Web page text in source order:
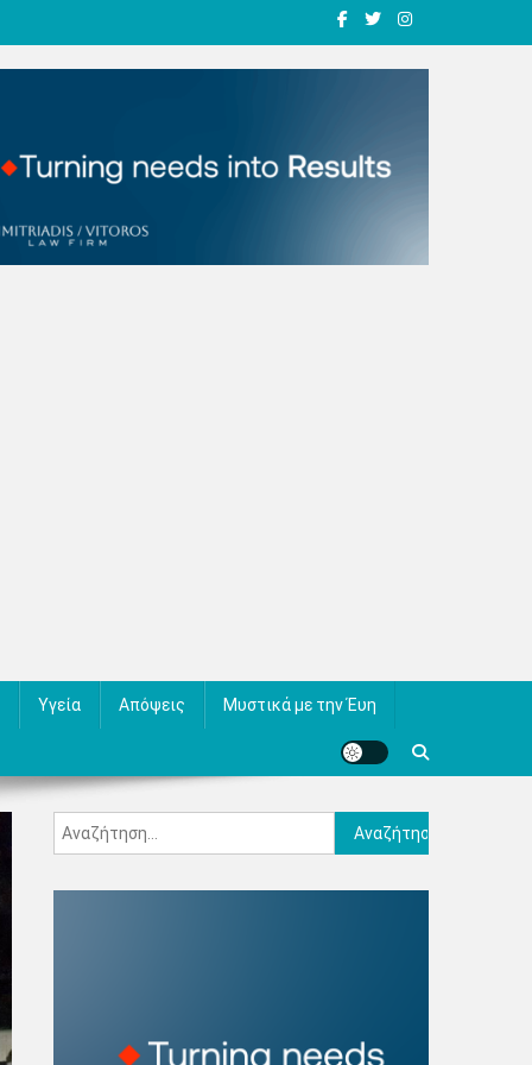
Υγεία Απόψεις Μυστικά με την Έυη
Αναζήτηση
για: